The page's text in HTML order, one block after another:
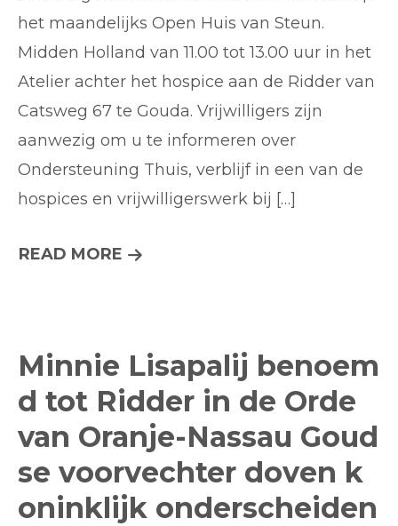
Midden
Holland
het maandelijks Open Huis van Steun.
Midden Holland van 11.00 tot 13.00 uur in het
Atelier achter het hospice aan de Ridder van
Catsweg 67 te Gouda. Vrijwilligers zijn
aanwezig om u te informeren over
Ondersteuning Thuis, verblijf in een van de
hospices en vrijwilligerswerk bij […]
READ MORE OPEN
MIDDEN
HOLLAND
Minnie Lisapalij benoem
d tot Ridder in de Orde
van Oranje-Nassau Goud
se voorvechter doven k
oninklijk onderscheiden